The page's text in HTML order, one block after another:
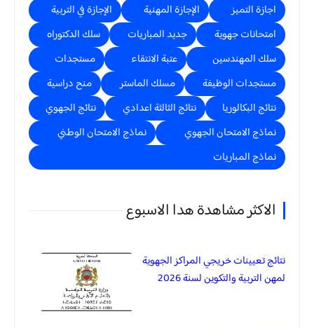
اجازة التميز الإجازة المهنية
الإجازة في التربية
امتحانات جهوية
جديد المباريات
سلك الدكتوراه
سلك المهندسين
عتبة الانتقاء
مستجدات
مستجدات الوظيفة
مسلك الماستر
منح دراسية
نتائج البكالوريا
نتائج الثالثة اعدادي
نتائج الجهوي
نماذج الامتحان الجهوي
نماذج الامتحان الوطني
نماذج المباريات
الاكثر مشاهدة هدا الاسبوع
نتائج تعيينات خريجي المراكز الجهوية
لمهن التربية والتكوين لسنة 2026